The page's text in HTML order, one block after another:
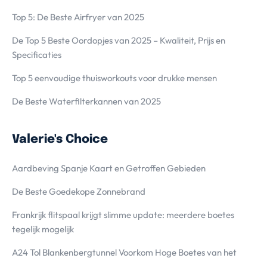
Top 5: De Beste Airfryer van 2025
De Top 5 Beste Oordopjes van 2025 – Kwaliteit, Prijs en
Specificaties
Top 5 eenvoudige thuisworkouts voor drukke mensen
De Beste Waterfilterkannen van 2025
Valerie's Choice
Aardbeving Spanje Kaart en Getroffen Gebieden
De Beste Goedekope Zonnebrand
Frankrijk flitspaal krijgt slimme update: meerdere boetes
tegelijk mogelijk
A24 Tol Blankenbergtunnel Voorkom Hoge Boetes van het